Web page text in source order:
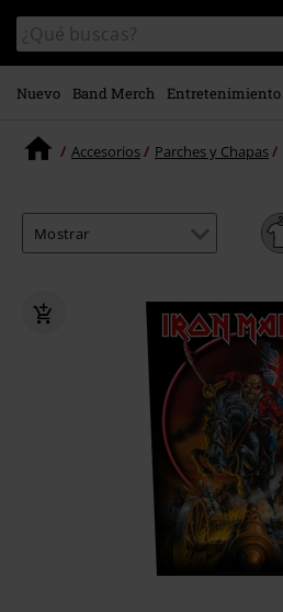
contenido
principal
Buscar
en
el
catálogo
Nuevo Band Merch Entretenimiento
Accesorios Parches y Chapas